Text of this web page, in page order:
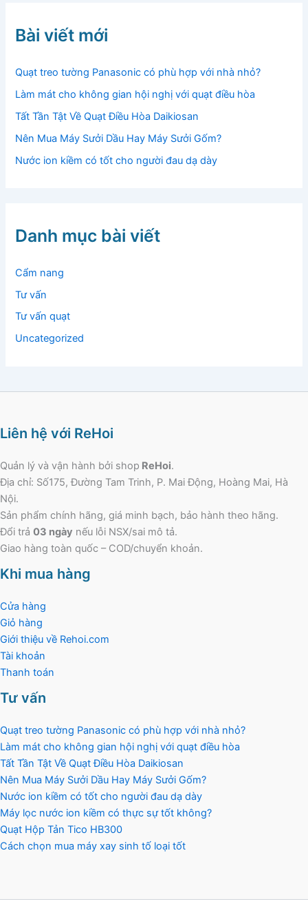
Bài viết mới
Quạt treo tường Panasonic có phù hợp với nhà nhỏ?
Làm mát cho không gian hội nghị với quạt điều hòa
Tất Tần Tật Về Quạt Điều Hòa Daikiosan
Nên Mua Máy Sưởi Dầu Hay Máy Sưởi Gốm?
Nước ion kiềm có tốt cho người đau dạ dày
Danh mục bài viết
Cẩm nang
Tư vấn
Tư vấn quạt
Uncategorized
Liên hệ với ReHoi
Quản lý và vận hành bởi shop ReHoi.
Địa chỉ: Số175, Đường Tam Trinh, P. Mai Động, Hoàng Mai, Hà
Nội.
Sản phẩm chính hãng, giá minh bạch, bảo hành theo hãng.
Đổi trả 03 ngày nếu lỗi NSX/sai mô tả.
Giao hàng toàn quốc – COD/chuyển khoản.
Khi mua hàng
Cửa hàng
Giỏ hàng
Giới thiệu về Rehoi.com
Tài khoản
Thanh toán
Tư vấn
Quạt treo tường Panasonic có phù hợp với nhà nhỏ?
Làm mát cho không gian hội nghị với quạt điều hòa
Tất Tần Tật Về Quạt Điều Hòa Daikiosan
Nên Mua Máy Sưởi Dầu Hay Máy Sưởi Gốm?
Nước ion kiềm có tốt cho người đau dạ dày
Máy lọc nước ion kiềm có thực sự tốt không?
Quạt Hộp Tản Tico HB300
Cách chọn mua máy xay sinh tố loại tốt